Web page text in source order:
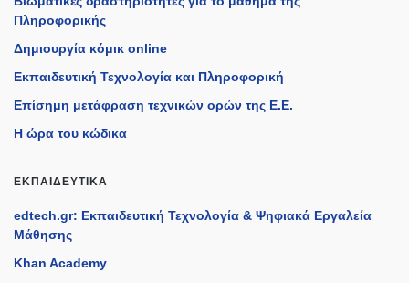
Πληροφορικής
Δημιουργία κόμικ online
Εκπαιδευτική Τεχνολογία και Πληροφορική
Επίσημη μετάφραση τεχνικών ορών της Ε.Ε.
Η ώρα του κώδικα
ΕΚΠΑΙΔΕΥΤΙΚΆ
edtech.gr: Εκπαιδευτική Τεχνολογία & Ψηφιακά Εργαλεία
Μάθησης
Khan Academy